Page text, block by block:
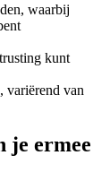
waarbij
kunt
variërend van
je ermee